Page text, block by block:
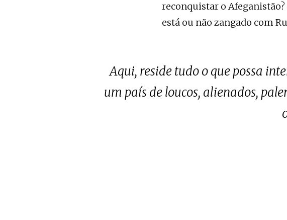
reconquistar o Afeganistão?
está ou não zangado com
Aqui, reside tudo o que possa
um país de loucos, alienados,